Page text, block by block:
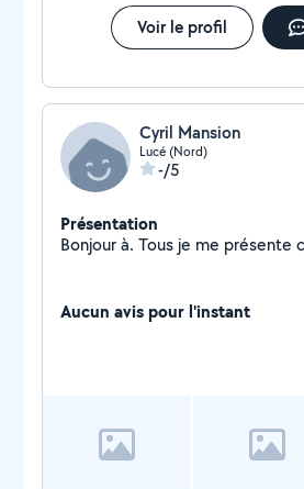
Voir le profil
Cyril Mansion
Lucé (Nord)
-/5
Présentation
Bonjour à. Tous je me
Aucun avis pour l'instant